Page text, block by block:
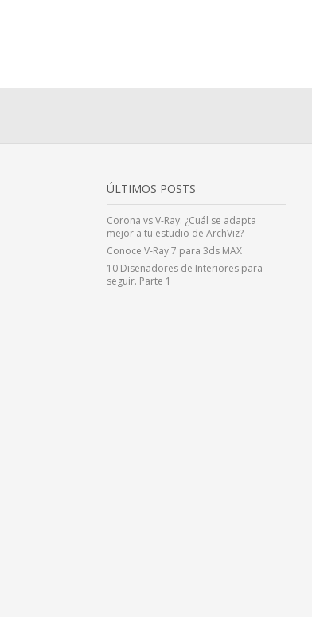
ÚLTIMOS POSTS
Corona vs V-Ray: ¿Cuál se adapta
mejor a tu estudio de ArchViz?
Conoce V-Ray 7 para 3ds MAX
10 Diseñadores de Interiores para
seguir. Parte 1